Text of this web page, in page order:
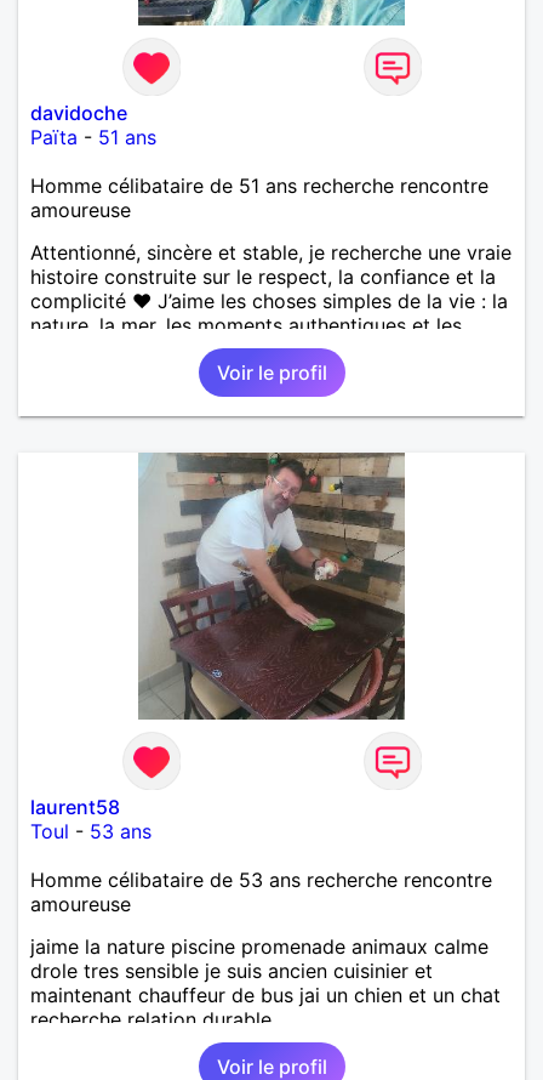
davidoche
Païta - 51 ans
Homme célibataire de 51 ans recherche rencontre
amoureuse
Attentionné, sincère et stable, je recherche une vraie
histoire construite sur le respect, la confiance et la
complicité ❤️ J’aime les choses simples de la vie : la
nature, la mer, les moments authentiques et les
personnes au grand cœur 🌊🌿 Très câlin et
affectueux, j’adore les petits moments de tendresse
et les calinous réguliers 😊❤️ La solitude finit parfois
par peser, alors si tu es en Nouvelle-Calédonie et
temps de discuter… et laissons l’avenir nous guider
Voir le profil
laurent58
Toul - 53 ans
Homme célibataire de 53 ans recherche rencontre
amoureuse
jaime la nature piscine promenade animaux calme
drole tres sensible je suis ancien cuisinier et
maintenant chauffeur de bus jai un chien et un chat
recherche relation durable
Voir le profil